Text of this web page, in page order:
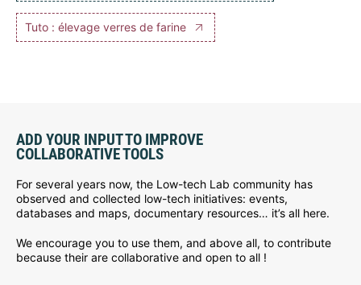
Tuto : élevage verres de farine
ADD YOUR INPUT TO IMPROVE
COLLABORATIVE TOOLS
For several years now, the Low-tech Lab community has
observed and collected low-tech initiatives: events,
databases and maps, documentary resources… it’s all here.
We encourage you to use them, and above all, to contribute
because their are collaborative and open to all !